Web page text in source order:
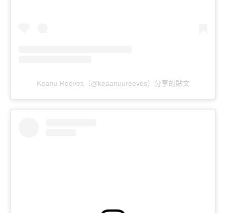
Keanu Reeves（@keaanuureeves）分享的貼文